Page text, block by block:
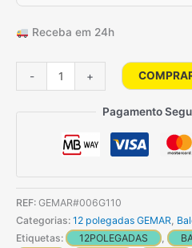
Receba em 24h
-
Quantidade
de
100
de
cm
+
Pagamento
REF: GEMAR#006G110
Categorias: 12 polegadas GEMAR
Etiquetas:
12POLEGADAS